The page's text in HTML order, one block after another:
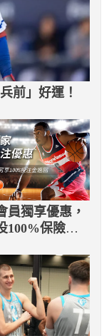
前」好運！
員獨享優惠，
100%保險返